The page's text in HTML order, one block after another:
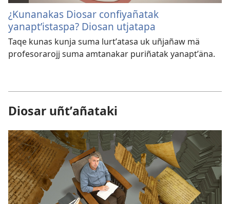
¿Kunanakas Diosar confiyañatak
yanaptʼistaspa? Diosan utjatapa
Taqe kunas kunja suma lurtʼatasa uk uñjañaw mä
profesorarojj suma amtanakar puriñatak yanaptʼäna.
Diosar uñtʼañataki